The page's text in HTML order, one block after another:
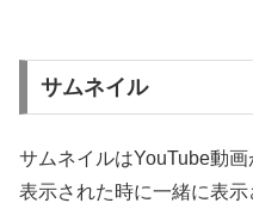
サムネイル
サムネイルはYouTube動
表示された時に一緒に表示